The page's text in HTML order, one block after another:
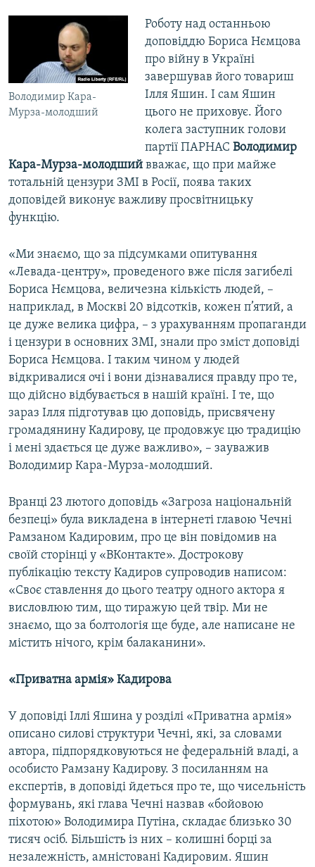
Володимир Кара-
Мурза-молодший
Роботу над останньою
доповіддю Бориса Нємцова
про війну в Україні
завершував його товариш
Ілля Яшин. І сам Яшин
цього не приховує. Його
колега заступник голови
партії ПАРНАС Володимир
Кара-Мурза-молодший вважає, що при майже
тотальній цензури ЗМІ в Росії, поява таких
доповідей виконує важливу просвітницьку
функцію.
«Ми знаємо, що за підсумками опитування
«Левада-центру», проведеного вже після загибелі
Бориса Нємцова, величезна кількість людей, –
наприклад, в Москві 20 відсотків, кожен п’ятий, а
це дуже велика цифра, – з урахуванням пропаганди
і цензури в основних ЗМІ, знали про зміст доповіді
Бориса Нємцова. І таким чином у людей
відкривалися очі і вони дізнавалися правду про те,
що дійсно відбувається в нашій країні. І те, що
зараз Ілля підготував цю доповідь, присвячену
громадянину Кадирову, це продовжує цю традицію
і мені здається це дуже важливо», – зауважив
Володимир Кара-Мурза-молодший.
Вранці 23 лютого доповідь «Загроза національній
безпеці» була викладена в інтернеті главою Чечні
Рамзаном Кадировим, про це він повідомив на
своїй сторінці у «ВКонтакте». Дострокову
публікацію тексту Кадиров супроводив написом:
«Своє ставлення до цього театру одного актора я
висловлюю тим, що тиражую цей твір. Ми не
знаємо, що за болтологія ще буде, але написане не
містить нічого, крім балаканини».
«Приватна армія» Кадирова
У доповіді Іллі Яшина у розділі «Приватна армія»
описано силові структури Чечні, які, за словами
автора, підпорядковуються не федеральній владі, а
особисто Рамзану Кадирову. З посиланням на
експертів, в доповіді йдеться про те, що чисельність
формувань, які глава Чечні назвав «бойовою
піхотою» Володимира Путіна, складає близько 30
тисяч осіб. Більшість із них – колишні борці за
незалежність, амністовані Кадировим. Яшин